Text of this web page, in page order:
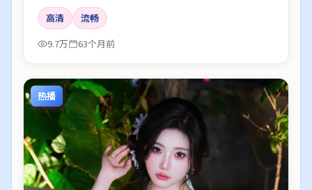
高清
流畅
9.7万
63个月前
热播